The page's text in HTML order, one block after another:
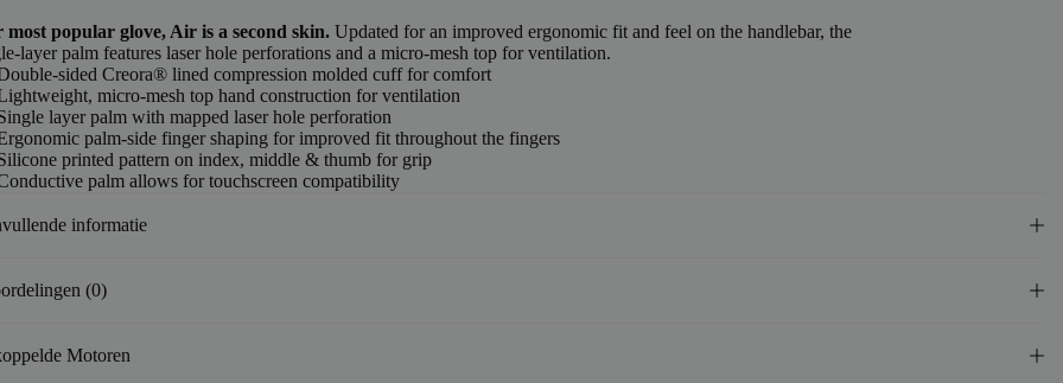
most popular glove, Air is a second skin.Updated for an improved ergonomic fit and feel on the handlebar, the
layer palm features laser hole perforations and a micro-mesh top for ventilation.
sided Creora® lined compression molded cuff for comfort
micro-mesh top hand construction for ventilation
layer palm with mapped laser hole perforation
palm-side finger shaping for improved fit throughout the fingers
printed pattern on index, middle & thumb for grip
palm allows for touchscreen compatibility
informatie
(0)
Motoren